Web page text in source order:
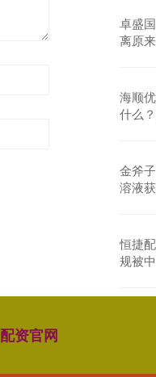
卓盛
离原
海顺
什么
金斧
溶液
恒捷
规被
配资官网